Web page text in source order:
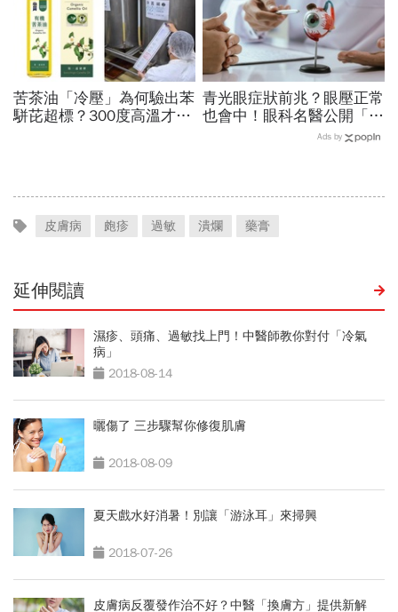
苦茶油「冷壓」為何驗出苯
駢芘超標？300度高溫才大
青光眼症狀前兆？眼壓正常
也會中！眼科名醫公開「護
眼飲食＋自我檢測3步
Ads by
皮膚病 皰疹 過敏 潰爛 藥膏
延伸閱讀
濕疹、頭痛、過敏找上門！中醫師教你對付「冷氣
病」
2018-08-14
曬傷了 三步驟幫你修復肌膚
2018-08-09
夏天戲水好消暑！別讓「游泳耳」來掃興
2018-07-26
皮膚病反覆發作治不好？中醫「換膚方」提供新解